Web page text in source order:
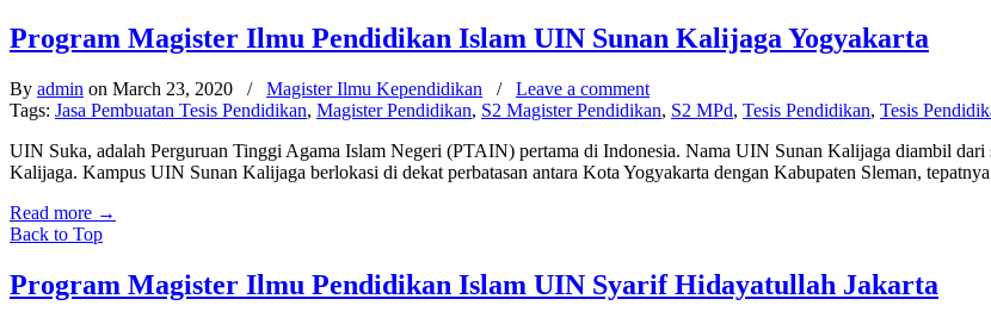
Program Magister Ilmu Pendidikan Islam UIN Sunan Kalijaga Yogyakarta
By admin on March 23, 2020 / Magister Ilmu Kependidikan / Leave a comment
Tags: Jasa Pembuatan Tesis Pendidikan, Magister Pendidikan, S2 Magister Pendidikan, S2 MPd, Tesis Pendidikan, Tesis
UIN Suka, adalah Perguruan Tinggi Agama Islam Negeri (PTAIN) pertama di Indonesia. Nama UIN Sunan Kalijaga diambil dari
Kalijaga. Kampus UIN Sunan Kalijaga berlokasi di dekat perbatasan antara Kota Yogyakarta dengan Kabupaten Sleman,
Read more →
Back to Top
Program Magister Ilmu Pendidikan Islam UIN Syarif Hidayatullah Jakarta